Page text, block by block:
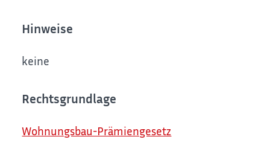
Hinweise
keine
Rechtsgrundlage
Wohnungsbau-Prämiengesetz